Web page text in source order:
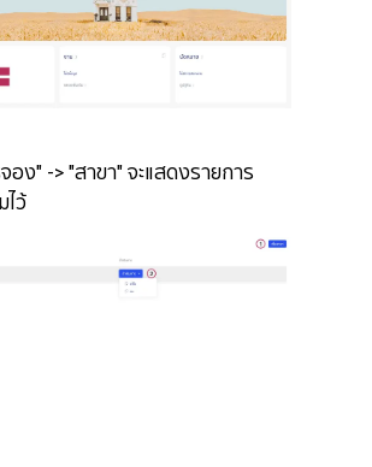
อง" -> "สาขา" จะแสดงรายการ
ไว้